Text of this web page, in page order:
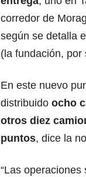
corredor de
según se detalla
(la fundación, por
En este nuevo
distribuido ocho
otros diez
puntos, dice la
“Las